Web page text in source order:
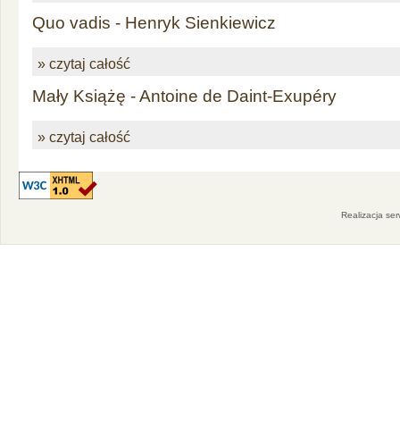
Quo vadis - Henryk Sienkiewicz
» czytaj całość
Mały Książę - Antoine de Daint-Exupéry
» czytaj całość
Realizacja